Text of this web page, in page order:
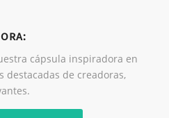
cápsula inspiradora en
destacadas de creadoras,